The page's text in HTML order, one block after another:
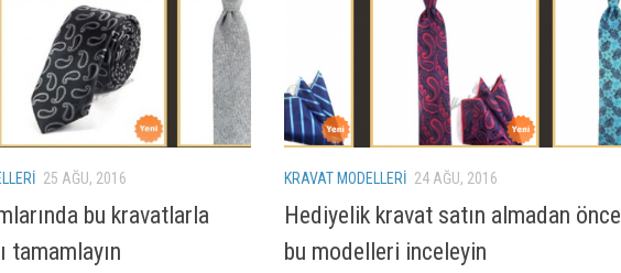
25 AĞU, 2016
bu kravatlarla
tamamlayın
KRAVAT MODELLERI 24 AĞU, 2016
Hediyelik kravat satın almadan önce
bu modelleri inceleyin